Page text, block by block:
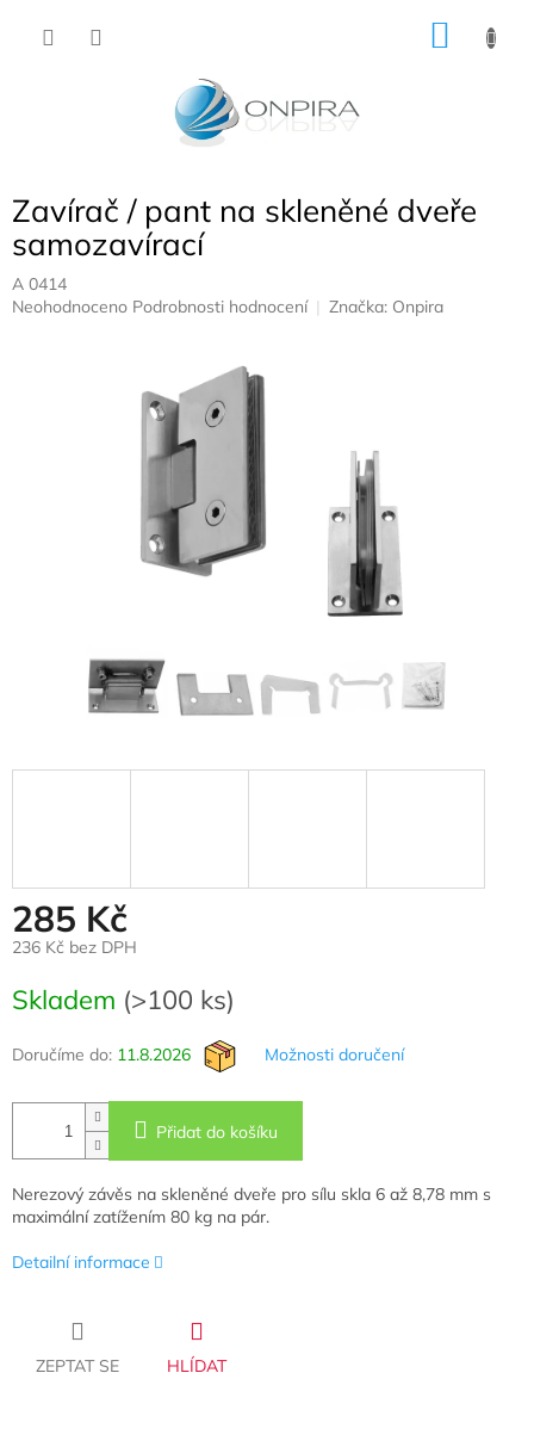
Zavírač / pant na skleněné dveře
samozavírací
A 0414
Průměrné
Neohodnoceno Podrobnosti hodnocení Značka: Onpira
285 Kč
236 Kč bez DPH
cena:
Skladem (>100 ks)
Doručíme do: 11.8.2026 Možnosti doručení
Přidat do košíku
Nerezový závěs na skleněné dveře pro sílu skla 6 až 8,78 mm s
maximální zatížením 80 kg na pár.
Detailní informace
ZEPTAT SE HLÍDAT